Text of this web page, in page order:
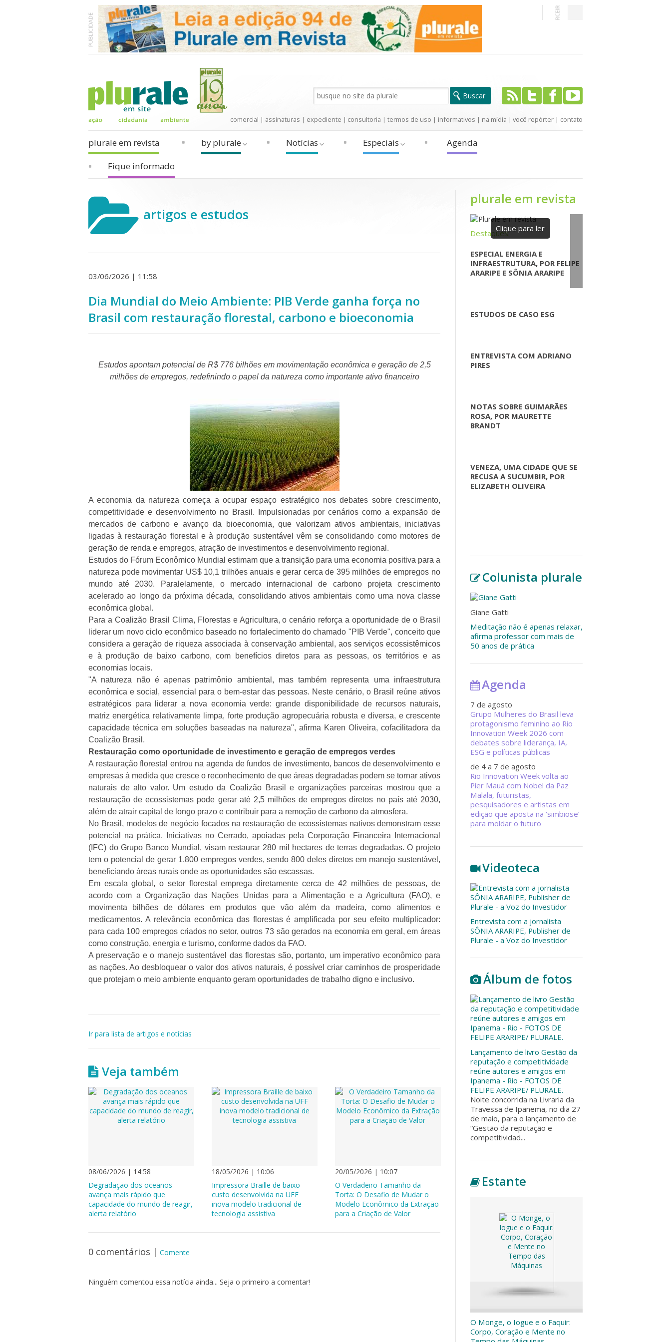
comercial | assinaturas | expediente | consultoria | termos de uso | informativos | na mídia | você repórter | contato
plurale em revista by plurale Notícias Especiais Agenda
Fique informado
artigos e estudos
03/06/2026 | 11:58
Dia Mundial do Meio Ambiente: PIB Verde ganha força no
Brasil com restauração florestal, carbono e bioeconomia
Estudos apontam potencial de R$ 776 bilhões em movimentação econômica e geração de 2,5
milhões de empregos, redefinindo o papel da natureza como importante ativo financeiro
A economia da natureza começa a ocupar espaço estratégico nos debates sobre crescimento,
competitividade e desenvolvimento no Brasil. Impulsionadas por cenários como a expansão de
mercados de carbono e avanço da bioeconomia, que valorizam ativos ambientais, iniciativas
ligadas à restauração florestal e à produção sustentável vêm se consolidando como motores de
geração de renda e empregos, atração de investimentos e desenvolvimento regional.
Estudos do Fórum Econômico Mundial estimam que a transição para uma economia positiva para a
natureza pode movimentar US$ 10,1 trilhões anuais e gerar cerca de 395 milhões de empregos no
mundo até 2030. Paralelamente, o mercado internacional de carbono projeta crescimento
acelerado ao longo da próxima década, consolidando ativos ambientais como uma nova classe
econômica global.
Para a Coalizão Brasil Clima, Florestas e Agricultura, o cenário reforça a oportunidade de o Brasil
liderar um novo ciclo econômico baseado no fortalecimento do chamado "PIB Verde", conceito que
considera a geração de riqueza associada à conservação ambiental, aos serviços ecossistêmicos
e à produção de baixo carbono, com benefícios diretos para as pessoas, os territórios e as
economias locais.
"A natureza não é apenas patrimônio ambiental, mas também representa uma infraestrutura
econômica e social, essencial para o bem-estar das pessoas. Neste cenário, o Brasil reúne ativos
estratégicos para liderar a nova economia verde: grande disponibilidade de recursos naturais,
matriz energética relativamente limpa, forte produção agropecuária robusta e diversa, e crescente
capacidade técnica em soluções baseadas na natureza", afirma Karen Oliveira, cofacilitadora da
Coalizão Brasil.
Restauração como oportunidade de investimento e geração de empregos verdes
A restauração florestal entrou na agenda de fundos de investimento, bancos de desenvolvimento e
empresas à medida que cresce o reconhecimento de que áreas degradadas podem se tornar ativos
naturais de alto valor. Um estudo da Coalizão Brasil e organizações parceiras mostrou que a
restauração de ecossistemas pode gerar até 2,5 milhões de empregos diretos no país até 2030,
além de atrair capital de longo prazo e contribuir para a remoção de carbono da atmosfera.
No Brasil, modelos de negócio focados na restauração de ecossistemas nativos demonstram esse
potencial na prática. Iniciativas no Cerrado, apoiadas pela Corporação Financeira Internacional
(IFC) do Grupo Banco Mundial, visam restaurar 280 mil hectares de terras degradadas. O projeto
tem o potencial de gerar 1.800 empregos verdes, sendo 800 deles diretos em manejo sustentável,
beneficiando áreas rurais onde as oportunidades são escassas.
Em escala global, o setor florestal emprega diretamente cerca de 42 milhões de pessoas, de
acordo com a Organização das Nações Unidas para a Alimentação e a Agricultura (FAO), e
movimenta bilhões de dólares em produtos que vão além da madeira, como alimentos e
medicamentos. A relevância econômica das florestas é amplificada por seu efeito multiplicador:
para cada 100 empregos criados no setor, outros 73 são gerados na economia em geral, em áreas
como construção, energia e turismo, conforme dados da FAO.
A preservação e o manejo sustentável das florestas são, portanto, um imperativo econômico para
as nações. Ao desbloquear o valor dos ativos naturais, é possível criar caminhos de prosperidade
que protejam o meio ambiente enquanto geram oportunidades de trabalho digno e inclusivo.
Ir para lista de artigos e notícias
Veja também
08/06/2026 | 14:58
Degradação dos oceanos
avança mais rápido que
capacidade do mundo de reagir,
alerta relatório
18/05/2026 | 10:06
Impressora Braille de baixo
custo desenvolvida na UFF
inova modelo tradicional de
tecnologia assistiva
20/05/2026 | 10:07
O Verdadeiro Tamanho da
Torta: O Desafio de Mudar o
Modelo Econômico da Extração
para a Criação de Valor
0 comentários | Comente
Ninguém comentou essa notícia ainda... Seja o primeiro a comentar!
plurale em revista
Clique para ler
Destaques:
ESPECIAL ENERGIA E
INFRAESTRUTURA, POR FELIPE
ARARIPE E SÔNIA ARARIPE
ESTUDOS DE CASO ESG
ENTREVISTA COM ADRIANO
PIRES
NOTAS SOBRE GUIMARÃES
ROSA, POR MAURETTE
BRANDT
VENEZA, UMA CIDADE QUE SE
RECUSA A SUCUMBIR, POR
ELIZABETH OLIVEIRA
Colunista plurale
Giane Gatti
Meditação não é apenas relaxar,
afirma professor com mais de
50 anos de prática
Agenda
7 de agosto
Grupo Mulheres do Brasil leva
protagonismo feminino ao Rio
Innovation Week 2026 com
debates sobre liderança, IA,
ESG e políticas públicas
de 4 a 7 de agosto
Rio Innovation Week volta ao
Píer Mauá com Nobel da Paz
Malala, futuristas,
pesquisadores e artistas em
edição que aposta na ‘simbiose’
para moldar o futuro
Videoteca
Entrevista com a jornalista
SÔNIA ARARIPE, Publisher de
Plurale - a Voz do Investidor
Álbum de fotos
Lançamento de livro Gestão da
reputação e competitividade
reúne autores e amigos em
Ipanema - Rio - FOTOS DE
FELIPE ARARIPE/ PLURALE.
Noite concorrida na Livraria da
Travessa de Ipanema, no dia 27
de maio, para o lançamento de
“Gestão da reputação e
competitividad...
Estante
O Monge, o Iogue e o Faquir:
Corpo, Coração e Mente no